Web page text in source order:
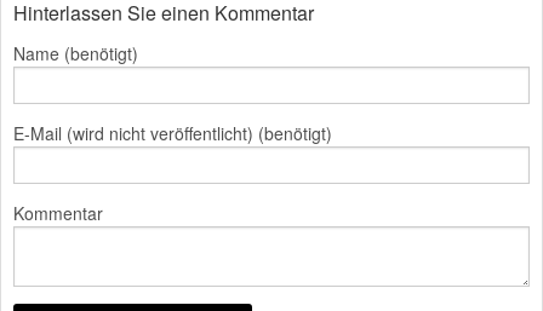
Hinterlassen Sie einen Kommentar
Name (benötigt)
E-Mail (wird nicht veröffentlicht) (benötigt)
Kommentar